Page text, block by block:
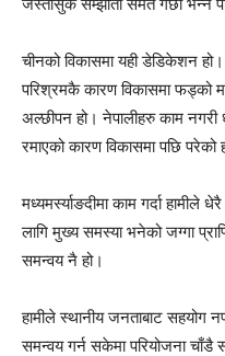
जस्तोसुकै सम्झौंता समेत गर्छौ भन्ने
चीनको विकासमा यही डेडिकेशन
परिश्रमकै कारण विकासमा फड्को
अल्छीपन हो। नेपालीहरु काम नगरी
रमाएको कारण विकासमा पछि परेको
मध्यमर्स्याङदीमा काम गर्दा
लागि मुख्य समस्या भनेको जग्गा
समन्वय नै हो।
हामीले स्थानीय जनताबाट सहयोग
समन्वय गर्न सकेमा परियोजना चाँडै